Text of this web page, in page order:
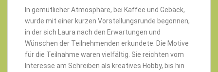
In gemütlicher Atmosphäre, bei Kaffee und Gebäck,
wurde mit einer kurzen Vorstellungsrunde begonnen,
in der sich Laura nach den Erwartungen und
Wünschen der Teilnehmenden erkundete. Die Motive
für die Teilnahme waren vielfältig. Sie reichten vom
Interesse am Schreiben als kreatives Hobby, bis hin